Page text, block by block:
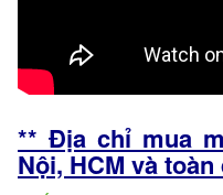
** Địa chỉ mua
Nội, HCM và